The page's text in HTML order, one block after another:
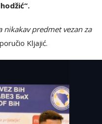
predmet vezan za
Kljajić.